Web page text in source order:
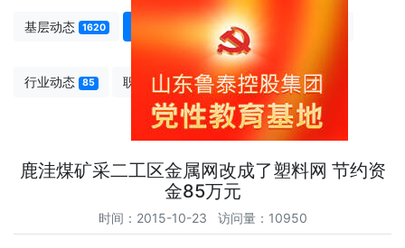
基层动态 1620 过硬支部建设 1284
行业动态 85 职工文苑•职工之家 2317
鹿洼煤矿采二工区金属网改成了塑料网 节约资
金85万元
时间：2015-10-23 访问量：10950